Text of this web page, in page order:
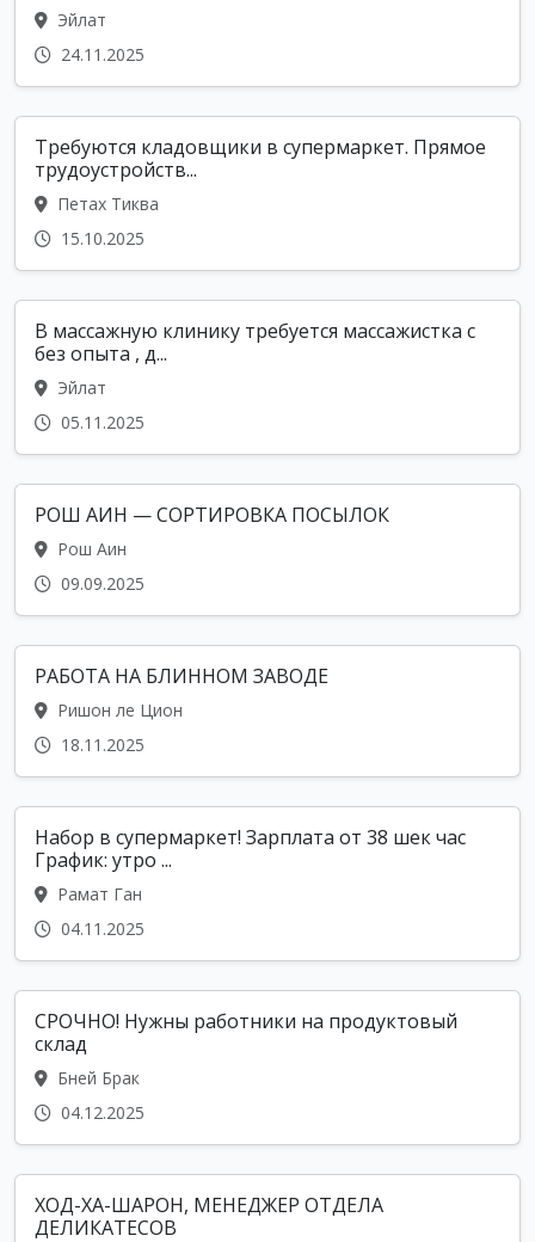
Эйлат
24.11.2025
Требуются кладовщики в супермаркет. Прямое
трудоустройств...
Петах Тиква
15.10.2025
В массажную клинику требуется массажистка с
без опыта , д...
Эйлат
05.11.2025
РОШ АИН — СОРТИРОВКА ПОСЫЛОК
Рош Аин
09.09.2025
РАБОТА НА БЛИННОМ ЗАВОДЕ
Ришон ле Цион
18.11.2025
Набор в супермаркет! Зарплата от 38 шек час
График: утро ...
Рамат Ган
04.11.2025
СРОЧНО! Нужны работники на продуктовый
склад
Бней Брак
04.12.2025
ХОД-ХА-ШАРОН, МЕНЕДЖЕР ОТДЕЛА
ДЕЛИКАТЕСОВ